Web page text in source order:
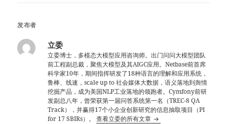
发布者
立委
立委博士，多模态大模型应用咨询师。出门问问大模型团队
前工程副总裁，聚焦大模型及其AIGC应用。Netbase前首席
科学家10年，期间指挥研发了18种语言的理解和应用系统，
鲁棒、线速，scale up to 社会媒体大数据，语义落地到舆情
挖掘产品，成为美国NLP工业落地的领跑者。Cymfony前研
发副总八年，曾荣获第一届问答系统第一名（TREC-8 QA
Track），并赢得17个小企业创新研究的信息抽取项目（PI
for 17 SBIRs）。查看立委的所有文章